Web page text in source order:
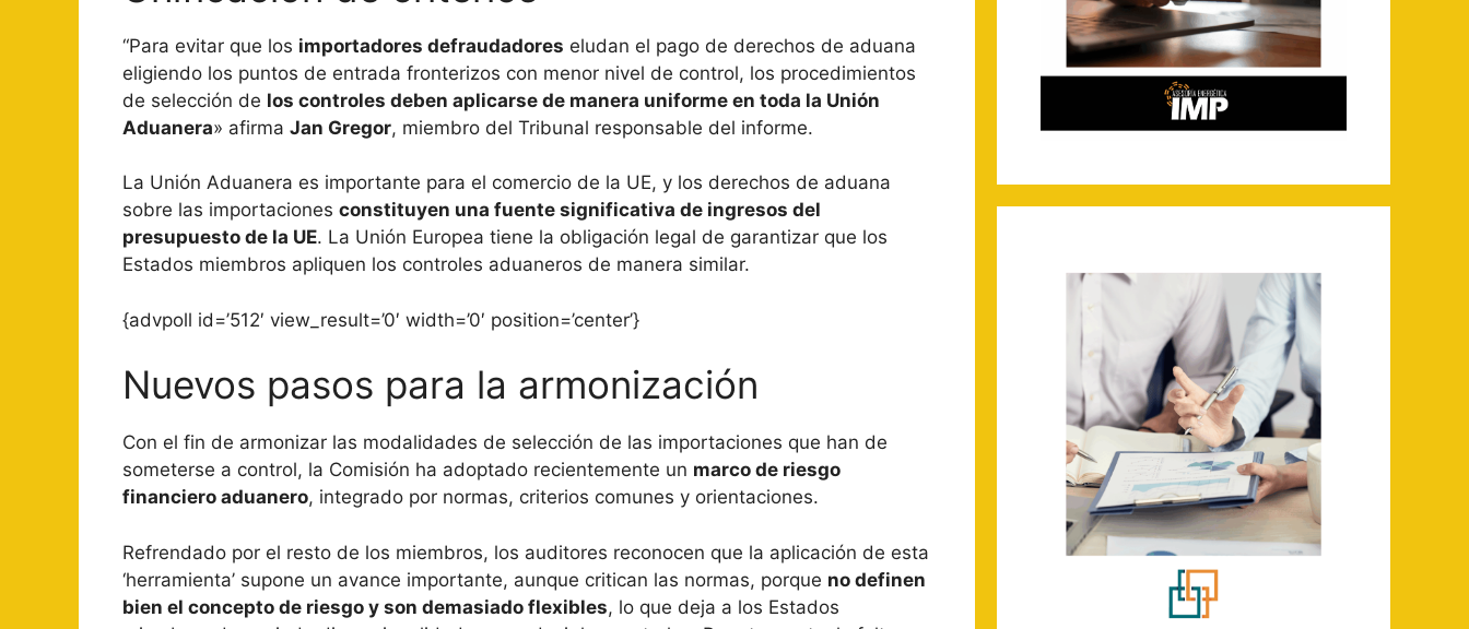
“Para evitar que los importadores defraudadores eludan el pago de derechos de aduana
eligiendo los puntos de entrada fronterizos con menor nivel de control, los procedimientos
de selección de los controles deben aplicarse de manera uniforme en toda la Unión
Aduanera» afirma Jan Gregor, miembro del Tribunal responsable del informe.
La Unión Aduanera es importante para el comercio de la UE, y los derechos de aduana
sobre las importaciones constituyen una fuente significativa de ingresos del
presupuesto de la UE. La Unión Europea tiene la obligación legal de garantizar que los
Estados miembros apliquen los controles aduaneros de manera similar.
{advpoll id=’512′ view_result=’0′ width=’0′ position=’center’}
Nuevos pasos para la armonización
Con el fin de armonizar las modalidades de selección de las importaciones que han de
someterse a control, la Comisión ha adoptado recientemente un marco de riesgo
financiero aduanero, integrado por normas, criterios comunes y orientaciones.
Refrendado por el resto de los miembros, los auditores reconocen que la aplicación de esta
‘herramienta’ supone un avance importante, aunque critican las normas, porque no definen
bien el concepto de riesgo y son demasiado flexibles, lo que deja a los Estados